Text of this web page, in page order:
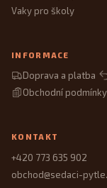
Vaky pro školy
INFORMACE
Doprava a platba
Obchodní podmínky
KONTAKT
+420 773 635 902
obchod@sedaci-